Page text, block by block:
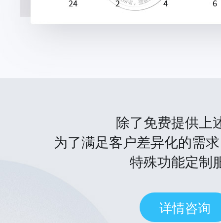
除了免费提供上
为了满足客户差异化的需
特殊功能定制
详情咨询